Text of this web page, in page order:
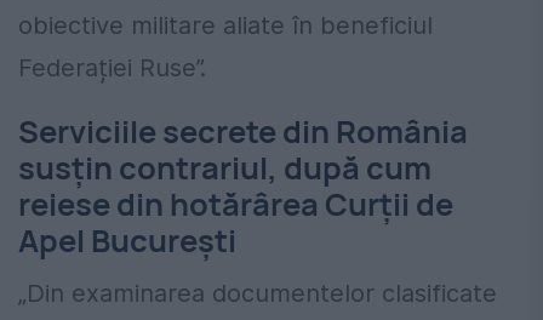
obiective militare aliate în beneficiul
Federației Ruse”.
Serviciile secrete din România
susțin contrariul, după cum
reiese din hotărârea Curții de
Apel București
„Din examinarea documentelor clasificate